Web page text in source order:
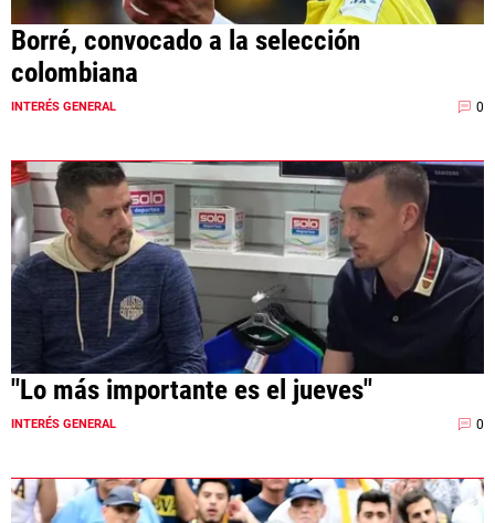
Borré, convocado a la selección
colombiana
INTERÉS GENERAL 0
"Lo más importante es el jueves"
INTERÉS GENERAL 0